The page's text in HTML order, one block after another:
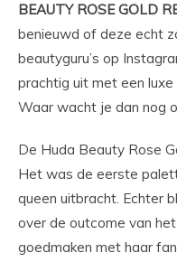
BEAUTY ROSE GOLD
benieuwd of deze echt
beautyguru’s op
prachtig uit met een
Waar wacht je dan nog
De Huda Beauty Rose
Het was de eerste
queen uitbracht. Echter
over de outcome van
goedmaken met haar